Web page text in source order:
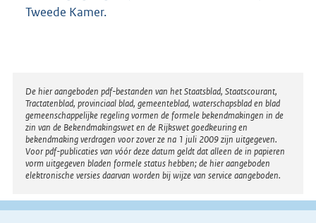
Tweede Kamer.
Disclaimer
De hier aangeboden pdf-bestanden van het Staatsblad, Staatscourant,
Tractatenblad, provinciaal blad, gemeenteblad, waterschapsblad en blad
gemeenschappelijke regeling vormen de formele bekendmakingen in de
zin van de Bekendmakingswet en de Rijkswet goedkeuring en
bekendmaking verdragen voor zover ze na 1 juli 2009 zijn uitgegeven.
Voor pdf-publicaties van vóór deze datum geldt dat alleen de in papieren
vorm uitgegeven bladen formele status hebben; de hier aangeboden
elektronische versies daarvan worden bij wijze van service aangeboden.